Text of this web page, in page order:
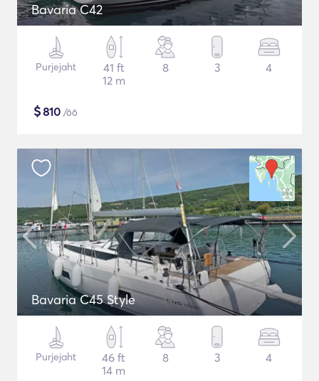
Bavaria C42
Purjejaht
41 ft
12 m
8 3 4
$810 /öö
Bavaria C45 Style
Purjejaht
46 ft
14 m
8 3 4